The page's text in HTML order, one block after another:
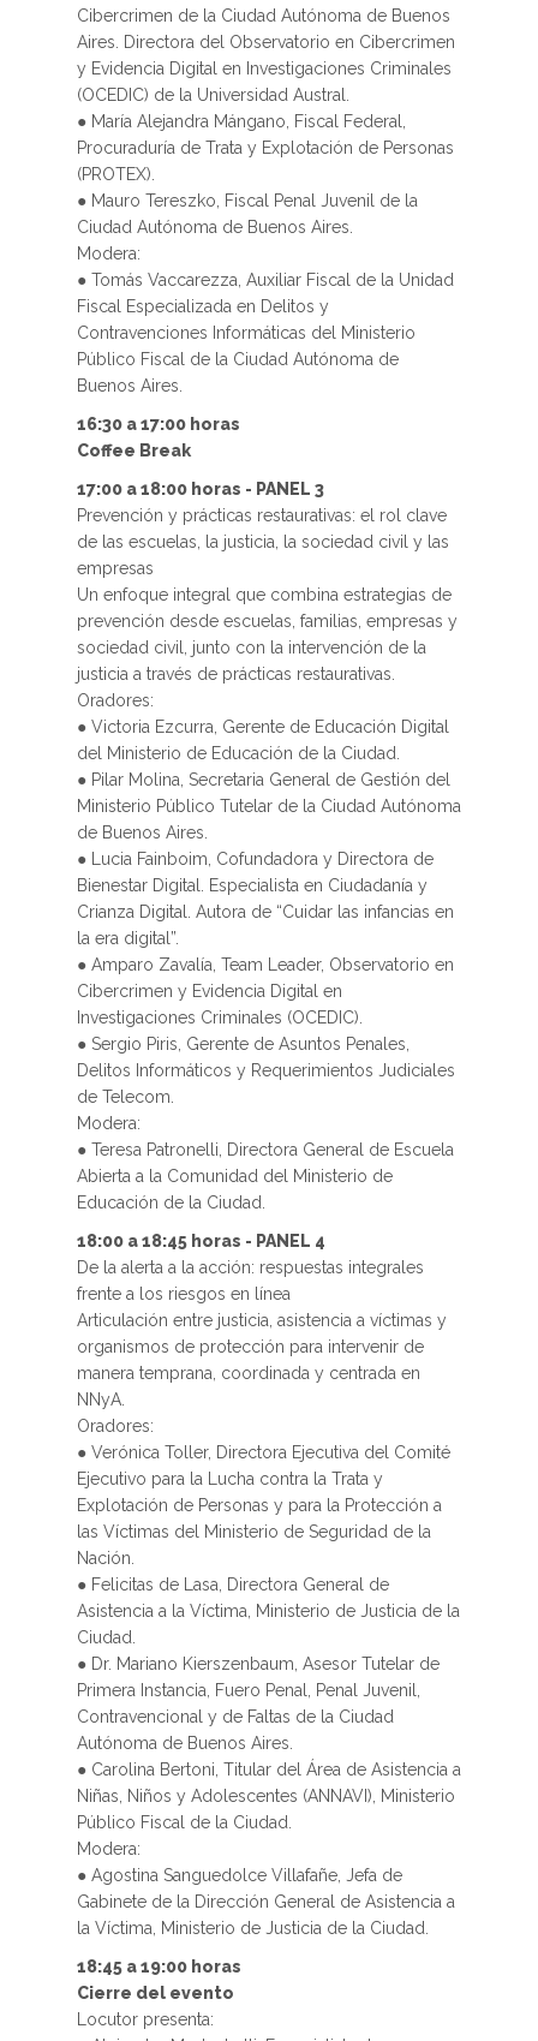
Cibercrimen de la Ciudad Autónoma de Buenos
Aires. Directora del Observatorio en Cibercrimen
y Evidencia Digital en Investigaciones Criminales
(OCEDIC) de la Universidad Austral.
● María Alejandra Mángano, Fiscal Federal,
Procuraduría de Trata y Explotación de Personas
(PROTEX).
● Mauro Tereszko, Fiscal Penal Juvenil de la
Ciudad Autónoma de Buenos Aires.
Modera:
● Tomás Vaccarezza, Auxiliar Fiscal de la Unidad
Fiscal Especializada en Delitos y
Contravenciones Informáticas del Ministerio
Público Fiscal de la Ciudad Autónoma de
Buenos Aires.
16:30 a 17:00 horas
Coffee Break
17:00 a 18:00 horas - PANEL 3
Prevención y prácticas restaurativas: el rol clave
de las escuelas, la justicia, la sociedad civil y las
empresas
Un enfoque integral que combina estrategias de
prevención desde escuelas, familias, empresas y
sociedad civil, junto con la intervención de la
justicia a través de prácticas restaurativas.
Oradores:
● Victoria Ezcurra, Gerente de Educación Digital
del Ministerio de Educación de la Ciudad.
● Pilar Molina, Secretaria General de Gestión del
Ministerio Público Tutelar de la Ciudad Autónoma
de Buenos Aires.
● Lucia Fainboim, Cofundadora y Directora de
Bienestar Digital. Especialista en Ciudadanía y
Crianza Digital. Autora de “Cuidar las infancias en
la era digital”.
● Amparo Zavalía, Team Leader, Observatorio en
Cibercrimen y Evidencia Digital en
Investigaciones Criminales (OCEDIC).
● Sergio Piris, Gerente de Asuntos Penales,
Delitos Informáticos y Requerimientos Judiciales
de Telecom.
Modera:
● Teresa Patronelli, Directora General de Escuela
Abierta a la Comunidad del Ministerio de
Educación de la Ciudad.
18:00 a 18:45 horas - PANEL 4
De la alerta a la acción: respuestas integrales
frente a los riesgos en línea
Articulación entre justicia, asistencia a víctimas y
organismos de protección para intervenir de
manera temprana, coordinada y centrada en
NNyA.
Oradores:
● Verónica Toller, Directora Ejecutiva del Comité
Ejecutivo para la Lucha contra la Trata y
Explotación de Personas y para la Protección a
las Víctimas del Ministerio de Seguridad de la
Nación.
● Felicitas de Lasa, Directora General de
Asistencia a la Víctima, Ministerio de Justicia de la
Ciudad.
● Dr. Mariano Kierszenbaum, Asesor Tutelar de
Primera Instancia, Fuero Penal, Penal Juvenil,
Contravencional y de Faltas de la Ciudad
Autónoma de Buenos Aires.
● Carolina Bertoni, Titular del Área de Asistencia a
Niñas, Niños y Adolescentes (ANNAVI), Ministerio
Público Fiscal de la Ciudad.
Modera:
● Agostina Sanguedolce Villafañe, Jefa de
Gabinete de la Dirección General de Asistencia a
la Víctima, Ministerio de Justicia de la Ciudad.
18:45 a 19:00 horas
Cierre del evento
Locutor presenta: